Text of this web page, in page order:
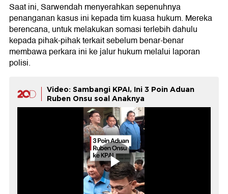
Saat ini, Sarwendah menyerahkan sepenuhnya
penanganan kasus ini kepada tim kuasa hukum. Mereka
berencana, untuk melakukan somasi terlebih dahulu
kepada pihak-pihak terkait sebelum benar-benar
membawa perkara ini ke jalur hukum melalui laporan
polisi.
Video: Sambangi KPAI, Ini 3 Poin Aduan
Ruben Onsu soal Anaknya